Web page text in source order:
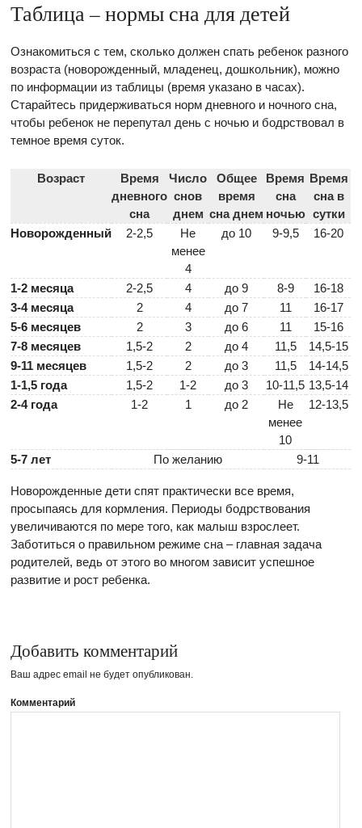
Таблица – нормы сна для детей
Ознакомиться с тем, сколько должен спать ребенок разного
возраста (новорожденный, младенец, дошкольник), можно
по информации из таблицы (время указано в часах).
Старайтесь придерживаться норм дневного и ночного сна,
чтобы ребенок не перепутал день с ночью и бодрствовал в
темное время суток.
Возраст
Время
дневного
сна
Число
снов
днем
Общее
время
сна днем
Время
сна
ночью
Время
сна в
сутки
Новорожденный
2-2,5
Не
менее
4
до 10 9-9,5 16-20
1-2 месяца 2-2,5 4 до 9 8-9
16-18
3-4 месяца
2 4 до 7 11
16-17
5-6 месяцев
2 3 до 6 11
15-16
7-8 месяцев
1,5-2 2 до 4 11,5
14,5-15
9-11 месяцев
1,5-2 2 до 3 11,5
14-14,5
1-1,5 года
1,5-2 1-2 до 3 10-11,5 13,5-14
2-4 года
1-2 1 до 2
Не
менее
10
12-13,5
5-7 лет По желанию 9-11
Новорожденные дети спят практически все время,
просыпаясь для кормления. Периоды бодрствования
увеличиваются по мере того, как малыш взрослеет.
Заботиться о правильном режиме сна – главная задача
родителей, ведь от этого во многом зависит успешное
развитие и рост ребенка.
Добавить комментарий
Ваш адрес email не будет опубликован.
Комментарий